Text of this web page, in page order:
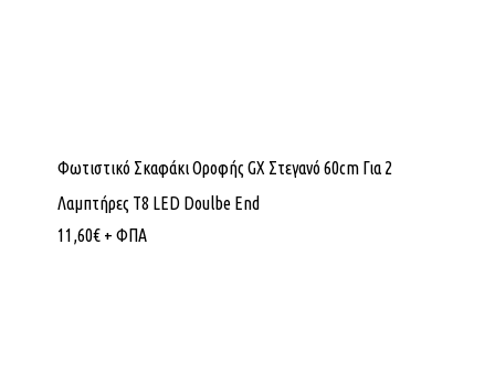
Φωτιστικό Σκαφάκι Οροφής GX Στεγανό 60cm Για 2
Λαμπτήρες Τ8 LED Doulbe End
11,60€ + ΦΠΑ